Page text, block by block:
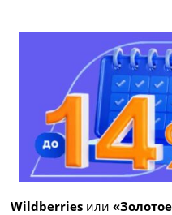
Wildberries или